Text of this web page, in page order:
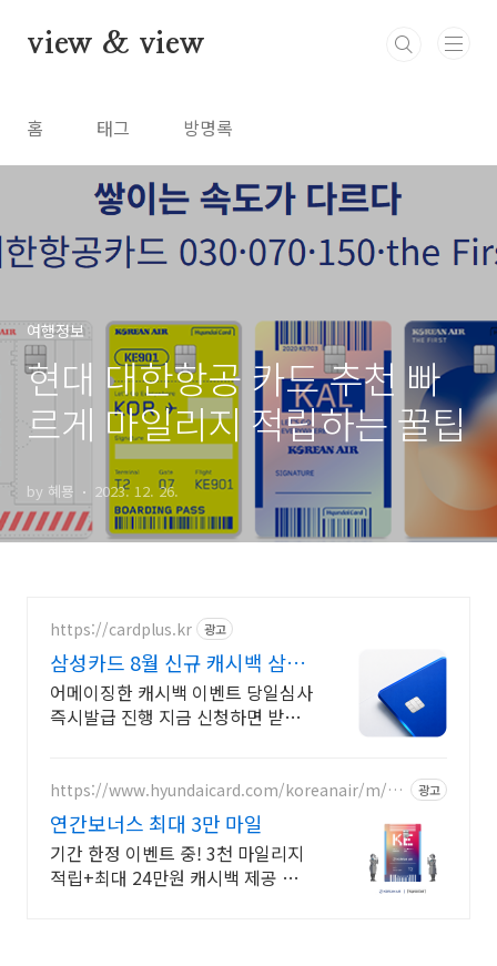
view & view
홈 태그 방명록
여행정보
현대 대한항공 카드 추천 빠
르게 마일리지 적립하는 꿀팁
by 혜묭 2023. 12. 26.
https://cardplus.kr 광고
삼성카드 8월 신규 캐시백 삼성
카드 최대 캐시백지원
어메이징한 캐시백 이벤트 당일심사
즉시발급 진행 지금 신청하면 받을
https://www.hyundaicard.com/koreanair/m/ht
광고
연간보너스 최대 3만 마일
기간 한정 이벤트 중! 3천 마일리지
적립+최대 24만원 캐시백 제공 놓